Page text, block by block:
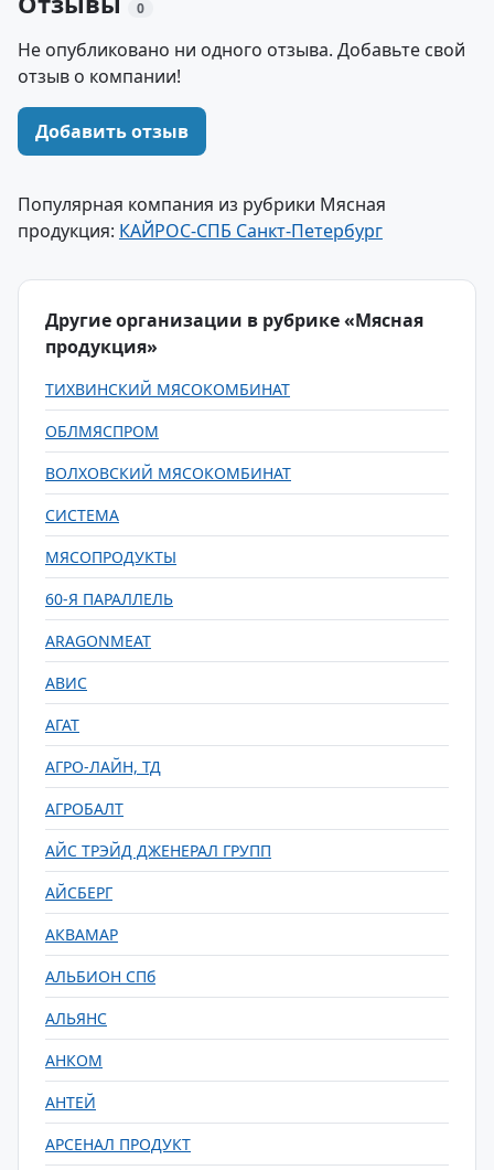
0
Не опубликовано ни одного отзыва. Добавьте свой
отзыв о компании!
Добавить отзыв
Популярная компания из рубрики Мясная
продукция: КАЙРОС-СПБ Санкт-Петербург
Другие организации в рубрике «Мясная
продукция»
ТИХВИНСКИЙ МЯСОКОМБИНАТ
ОБЛМЯСПРОМ
ВОЛХОВСКИЙ МЯСОКОМБИНАТ
СИСТЕМА
МЯСОПРОДУКТЫ
60-Я ПАРАЛЛЕЛЬ
ARAGONMEAT
АВИС
АГАТ
АГРО-ЛАЙН, ТД
АГРОБАЛТ
АЙС ТРЭЙД ДЖЕНЕРАЛ ГРУПП
АЙСБЕРГ
АКВАМАР
АЛЬБИОН СПб
АЛЬЯНС
АНКОМ
АНТЕЙ
АРСЕНАЛ ПРОДУКТ